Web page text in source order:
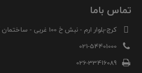
تماس باما
کرج-بلوار ارم - نبش خ 100 غربی - ساختمان آناهیتا
021-54401000
026-33416089